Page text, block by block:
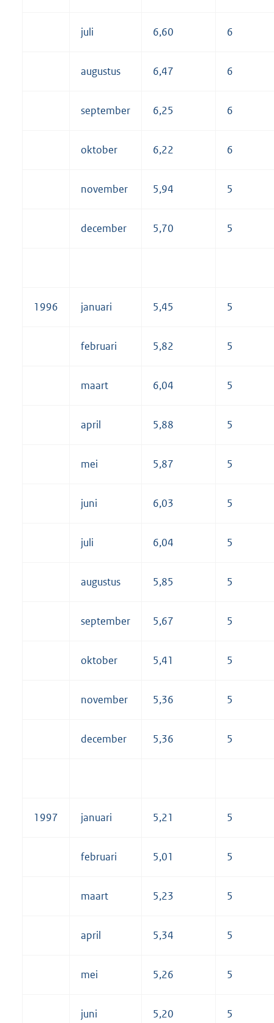
juli 6,60 6
augustus 6,47 6
september 6,25 6
oktober 6,22 6
november 5,94 5
december 5,70 5
1996 januari 5,45 5
februari 5,82 5
maart 6,04 5
april 5,88 5
mei 5,87 5
juni 6,03 5
juli 6,04 5
augustus 5,85 5
september 5,67 5
oktober 5,41 5
november 5,36 5
december 5,36 5
1997 januari 5,21 5
februari 5,01 5
maart 5,23 5
april 5,34 5
mei 5,26 5
juni 5,20 5